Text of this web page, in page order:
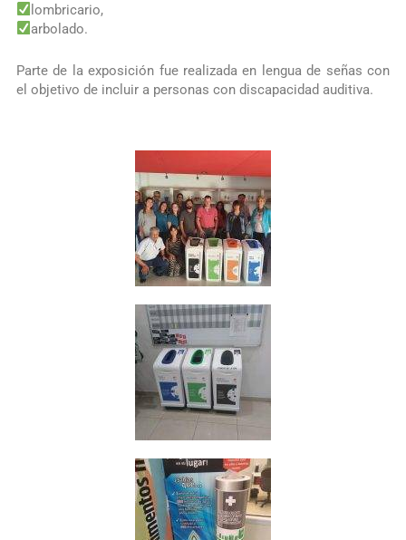
lombricario,
arbolado.
Parte de la exposición fue realizada en lengua de señas con
el objetivo de incluir a personas con discapacidad auditiva.